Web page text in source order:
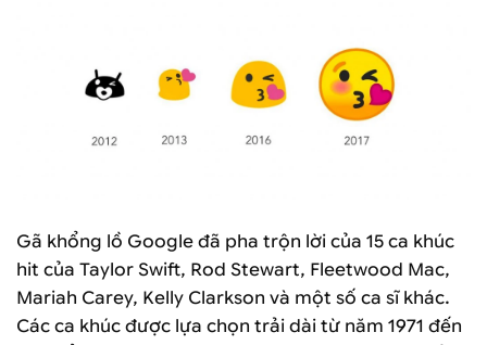
Gã khổng lồ Google đã pha trộn lời của 15 ca khúc
hit của Taylor Swift, Rod Stewart, Fleetwood Mac,
Mariah Carey, Kelly Clarkson và một số ca sĩ khác.
Các ca khúc được lựa chọn trải dài từ năm 1971 đến